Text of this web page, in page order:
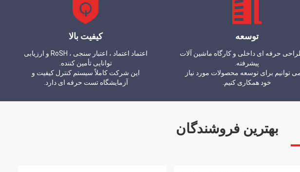
کیفیت بالا
اعتماد اعتماد ، اعتبار سنجی ، RoSH و ارزیابی
توانایی تأمین کننده.
این شرکت کاملاً سیستم کنترل کیفیت و
آزمایشگاه تست حرفه ای دارد.
توسعه
حرفه ای داخلی و کارگاه ماشین آلات
پیشرفته.
توانیم برای توسعه محصولات مورد نیاز
خود همکاری کنیم.
بهترین فروشندگان